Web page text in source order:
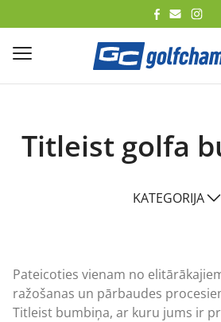
Titleist golfa
KATEGORIJA
Pateicoties vienam no
ražošanas un pārbaudes
Titleist bumbiņa, ar kuru jums ir